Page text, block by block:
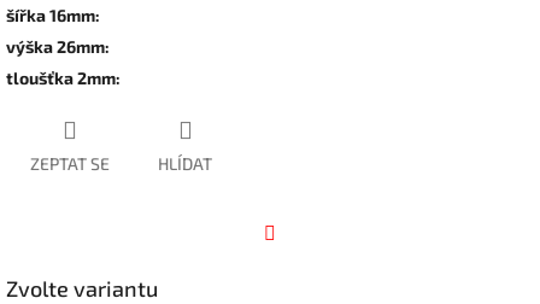
šířka 16mm:
výška 26mm:
tloušťka 2mm:
ZEPTAT SE HLÍDAT
Zvolte variantu